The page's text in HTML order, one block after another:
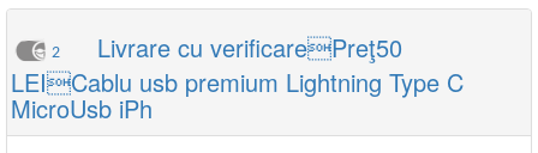
2
Livrare cu verificarePreţ50
LEICablu usb premium Lightning Type C
MicroUsb iPh